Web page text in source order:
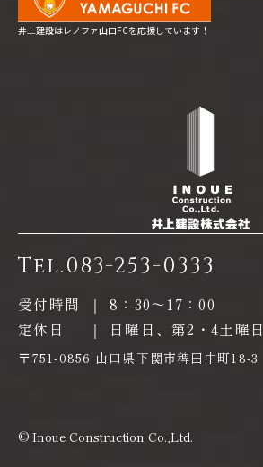
Tel.083-253-0333
受付時間 ｜
8：30〜17：00
定休日
｜ 日曜日、第2・4土曜日
〒751-0856 山口県下関市稗田中町18-3
井上建設はレノファ山口FCを応援しています！
© Inoue Construction Co.,Ltd.